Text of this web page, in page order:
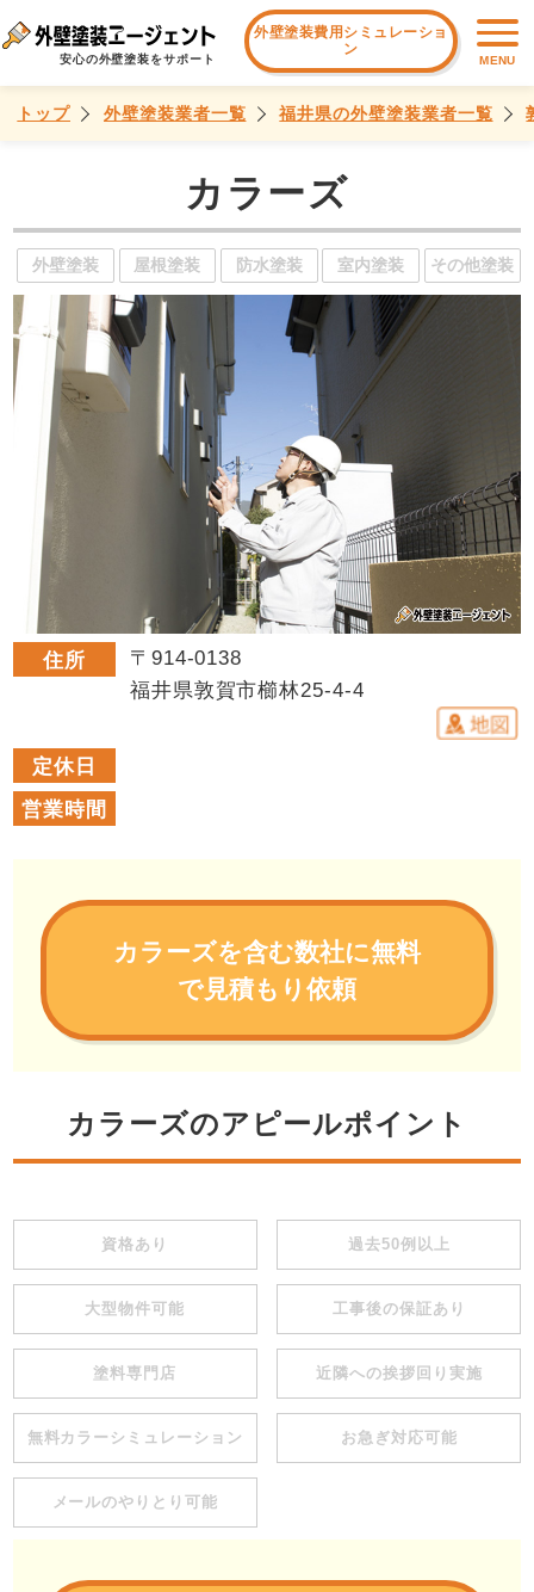
安心の外壁塗装をサポート
外壁塗装費用シミュレーショ
ン
MENU
トップ 外壁塗装業者一覧 福井県の外壁塗装業者一覧
カラーズ
外壁塗装 屋根塗装 防水塗装 室内塗装 その他塗装
住所
〒914-0138
福井県敦賀市櫛林25-4-4
定休日
営業時間
カラーズを含む数社に無料
で見積もり依頼
カラーズのアピールポイント
資格あり 過去50例以上
大型物件可能 工事後の保証あり
塗料専門店 近隣への挨拶回り実施
無料カラーシミュレーション お急ぎ対応可能
メールのやりとり可能